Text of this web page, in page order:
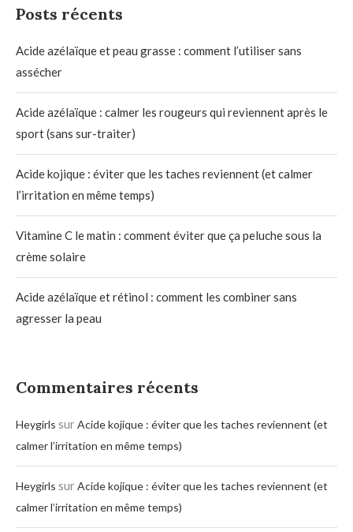
Posts récents
Acide azélaïque et peau grasse : comment l’utiliser sans
assécher
Acide azélaïque : calmer les rougeurs qui reviennent après le
sport (sans sur-traiter)
Acide kojique : éviter que les taches reviennent (et calmer
l’irritation en même temps)
Vitamine C le matin : comment éviter que ça peluche sous la
crème solaire
Acide azélaïque et rétinol : comment les combiner sans
agresser la peau
Commentaires récents
Heygirls surAcide kojique : éviter que les taches reviennent (et
calmer l’irritation en même temps)
Heygirls surAcide kojique : éviter que les taches reviennent (et
calmer l’irritation en même temps)